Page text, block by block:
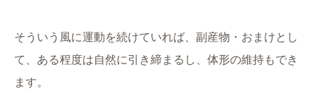
そういう風に運動を続けていれば、副産物・おまけとし
て、ある程度は自然に引き締まるし、体形の維持もでき
ます。